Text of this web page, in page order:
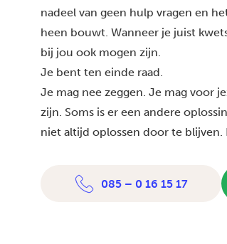
nadeel van geen hulp vragen en
heen bouwt. Wanneer je juist
bij jou ook mogen zijn.
Je bent ten einde raad.
Je mag nee zeggen. Je mag voor
zijn. Soms is er een andere
niet altijd oplossen door te blijven.
085 – 0 16 15 17